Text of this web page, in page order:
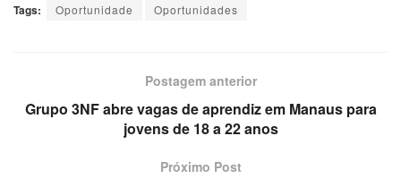
Tags: Oportunidade Oportunidades
Postagem anterior
Grupo 3NF abre vagas de aprendiz em Manaus para
jovens de 18 a 22 anos
Próximo Post